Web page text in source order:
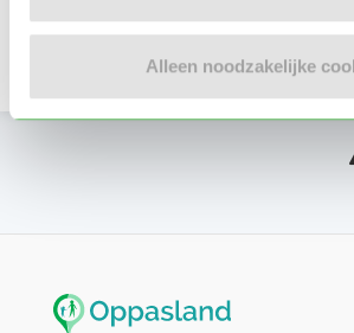
Alleen noodzakelijke
Er zijn nog geen beoordelingen